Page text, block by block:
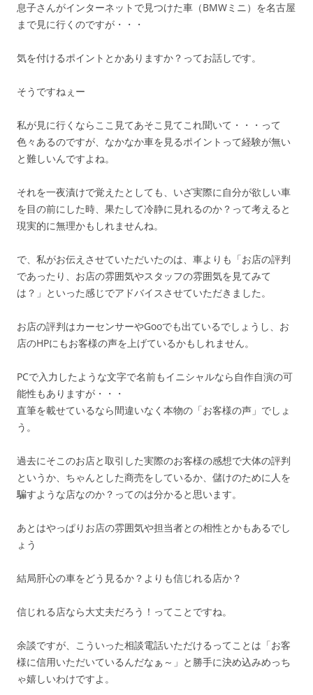
息子さんがインターネットで見つけた車（BMWミニ）を名古屋
まで見に行くのですが・・・
気を付けるポイントとかありますか？ってお話しです。
そうですねぇー
私が見に行くならここ見てあそこ見てこれ聞いて・・・って
色々あるのですが、なかなか車を見るポイントって経験が無い
と難しいんですよね。
それを一夜漬けで覚えたとしても、いざ実際に自分が欲しい車
を目の前にした時、果たして冷静に見れるのか？って考えると
現実的に無理かもしれませんね。
で、私がお伝えさせていただいたのは、車よりも「お店の評判
であったり、お店の雰囲気やスタッフの雰囲気を見てみて
は？」といった感じでアドバイスさせていただきました。
お店の評判はカーセンサーやGooでも出ているでしょうし、お
店のHPにもお客様の声を上げているかもしれません。
PCで入力したような文字で名前もイニシャルなら自作自演の可
能性もありますが・・・
直筆を載せているなら間違いなく本物の「お客様の声」でしょ
う。
過去にそこのお店と取引した実際のお客様の感想で大体の評判
というか、ちゃんとした商売をしているか、儲けのために人を
騙すような店なのか？ってのは分かると思います。
あとはやっぱりお店の雰囲気や担当者との相性とかもあるでし
ょう
結局肝心の車をどう見るか？よりも信じれる店か？
信じれる店なら大丈夫だろう！ってことですね。
余談ですが、こういった相談電話いただけるってことは「お客
様に信用いただいているんだなぁ～」と勝手に決め込みめっち
ゃ嬉しいわけですよ。